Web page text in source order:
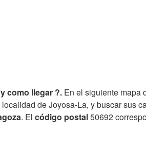
como llegar ?. En el siguiente mapa
de Joyosa-La, y buscar sus
. El código postal50692